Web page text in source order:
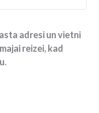
adresi un vietni
reizei, kad